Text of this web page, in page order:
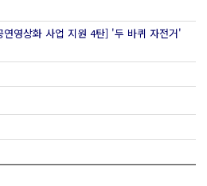
연영상화 사업 지원 4탄] '두 바퀴 자전거'